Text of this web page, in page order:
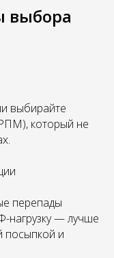
выбора
выбирайте
который не
перепады
нагрузку — лучше
посыпкой и